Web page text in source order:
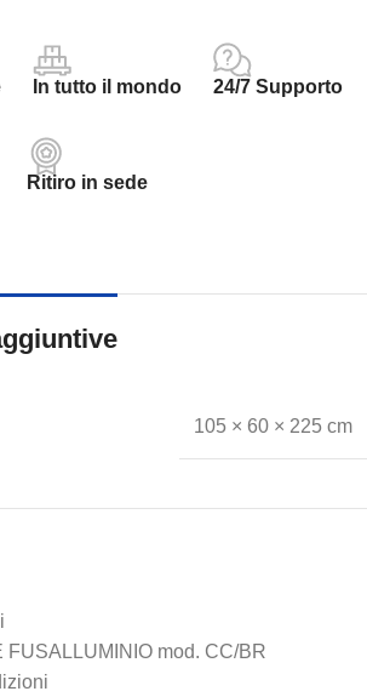
In tutto il mondo 24/7 Supporto
Ritiro in sede
105 × 60 × 225 cm
FUSALLUMINIO mod. CC/BR